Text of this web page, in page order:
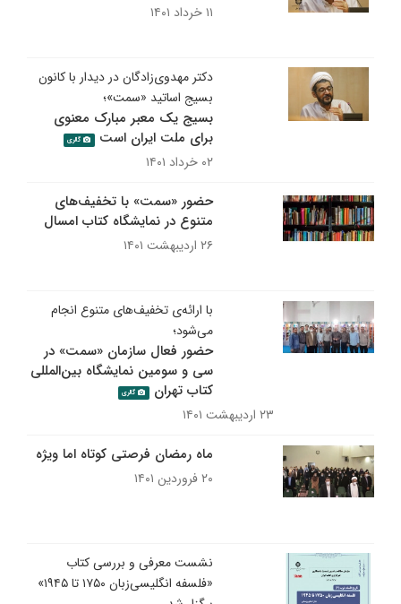
۱۱ خرداد ۱۴۰۱
دکتر مهدوی‌زادگان در دیدار با کانون
بسیج اساتید «سمت»؛
بسیج یک معبر مبارک معنوی
برای ملت ایران است
گالری
۰۲ خرداد ۱۴۰۱
حضور «سمت» با تخفیف‌های
متنوع در نمایشگاه کتاب امسال
۲۶ اردیبهشت ۱۴۰۱
با ارائه‌ی تخفیف‌های متنوع انجام
می‌شود؛
حضور فعال سازمان «سمت» در
سی و سومین نمایشگاه بین‌المللی
کتاب تهران
گالری
۲۳ اردیبهشت ۱۴۰۱
ماه رمضان فرصتی کوتاه اما ویژه
۲۰ فروردین ۱۴۰۱
نشست معرفی و بررسی کتاب
«فلسفه انگلیسی‌زبان ۱۷۵۰ تا ۱۹۴۵»